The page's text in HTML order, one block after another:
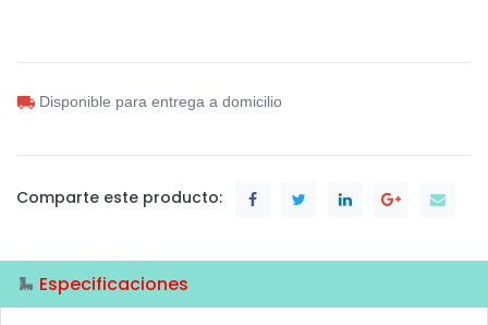
Disponible para entrega a domicilio
Comparte este producto:
Especificaciones